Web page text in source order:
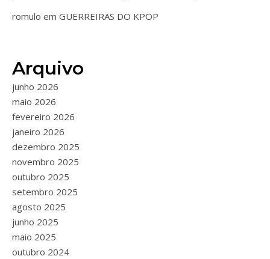
romulo em GUERREIRAS DO KPOP
Arquivo
junho 2026
maio 2026
fevereiro 2026
janeiro 2026
dezembro 2025
novembro 2025
outubro 2025
setembro 2025
agosto 2025
junho 2025
maio 2025
outubro 2024